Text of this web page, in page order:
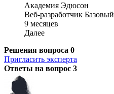
Академия Эдюсон
Веб-разработчик Базовый
9 месяцев
Далее
Решения вопроса 0
Пригласить эксперта
Ответы на вопрос 3